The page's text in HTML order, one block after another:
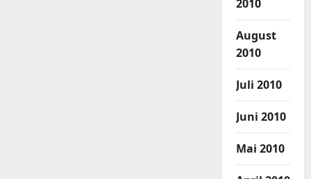
2010
August
2010
Juli 2010
Juni 2010
Mai 2010